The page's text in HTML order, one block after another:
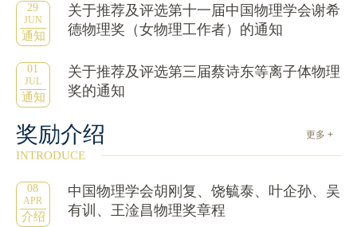
29
JUN
通知
关于推荐及评选第十一届中国物理学会谢希
德物理奖（女物理工作者）的通知
01
JUL
通知
关于推荐及评选第三届蔡诗东等离子体物理
奖的通知
奖励介绍 更多 +
INTRODUCE
08
APR
介绍
中国物理学会胡刚复、饶毓泰、叶企孙、吴
有训、王淦昌物理奖章程